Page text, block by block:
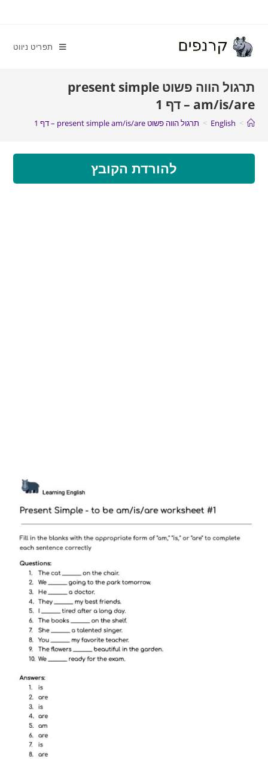
תפריט ניווט
תרגול הווה פשוט present simple
am/is/are – דף 1
>
English
> תרגול הווה פשוט present simple am/is/are – דף 1
להורדת הקובץ